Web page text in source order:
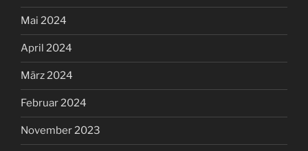
Mai 2024
April 2024
März 2024
Februar 2024
November 2023